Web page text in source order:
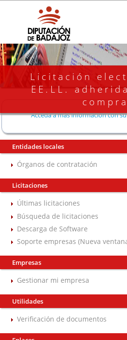
Licitación
EE.LL.
Acceda a más información con
Entidades locales
Órganos de contratación
Licitaciones
Últimas licitaciones
Búsqueda de licitaciones
Descarga de Software
Soporte empresas (Nueva
Empresas
Gestionar mi empresa
Utilidades
Verificación de documentos